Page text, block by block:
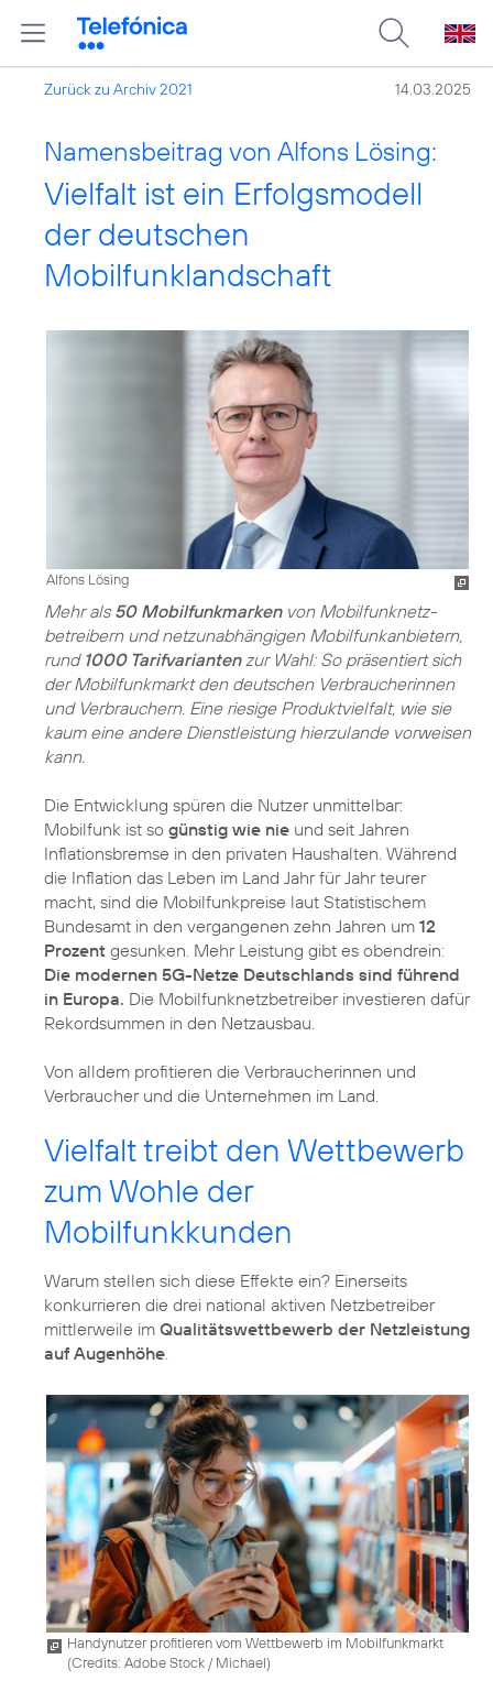
Zurück zu Archiv 2021 14.03.2025
Namensbeitrag von Alfons Lösing:
Vielfalt ist ein Erfolgsmodell
der deutschen
Mobilfunklandschaft
Alfons Lösing
Mehr als 50 Mobilfunkmarkenvon Mobilfunknetz­
betreibern und netzunabhängigen Mobilfunkanbietern,
rund 1000 Tarifvariantenzur Wahl: So präsentiert sich
der Mobilfunkmarkt den deutschen Verbraucherinnen
und Verbrauchern. Eine riesige Produktvielfalt, wie sie
kaum eine andere Dienstleistung hierzulande vorweisen
kann.
Die Entwicklung spüren die Nutzer unmittelbar:
Mobilfunk ist so günstig wie nie und seit Jahren
Inflationsbremse in den privaten Haushalten. Während
die Inflation das Leben im Land Jahr für Jahr teurer
macht, sind die Mobilfunkpreise laut Statistischem
Bundesamt in den vergangenen zehn Jahren um 12
Prozent gesunken. Mehr Leistung gibt es obendrein:
Die modernen 5G-Netze Deutschlands sind führend
in Europa. Die Mobilfunknetzbetreiber investieren dafür
Rekordsummen in den Netzausbau.
Von alldem profitieren die Verbraucherinnen und
Verbraucher und die Unternehmen im Land.
Vielfalt treibt den Wettbewerb
zum Wohle der
Mobilfunkkunden
Warum stellen sich diese Effekte ein? Einerseits
konkurrieren die drei national aktiven Netzbetreiber
mittlerweile im Qualitätswettbewerb der Netzleistung
auf Augenhöhe
Handynutzer profitieren vom Wettbewerb im Mobilfunkmarkt
(Credits: Adobe Stock / Michael)